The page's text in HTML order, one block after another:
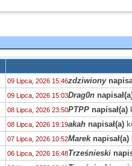
09 Lipca, 2026 15:46zdziwiony
09 Lipca, 2026 15:03Drag0n
08 Lipca, 2026 23:50PTPP napisał(a)
08 Lipca, 2026 19:19akah napisał(a)
07 Lipca, 2026 10:52Mareknapisał(a)
06 Lipca, 2026 16:48Trześnieski